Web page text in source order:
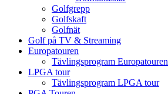
Golfgrepp
Golfskaft
Golfnät
Golf på TV & Streaming
Europatouren
Tävlingsprogram Europatouren
LPGA tour
Tävlingsprogram LPGA tour